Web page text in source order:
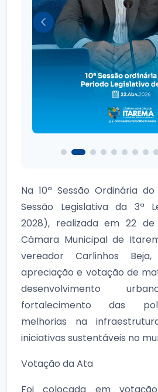
Na 10ª Sessão Ordinária
Sessão Legislativa da 3ª
2028), realizada em 22
Câmara Municipal de
vereador Carlinhos
apreciação e votação de
desenvolvimento
fortalecimento das
melhorias na
iniciativas sustentáveis no
Votação da Ata
Foi colocada em